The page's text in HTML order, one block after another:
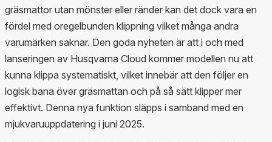
gräsmattor utan mönster eller ränder kan det dock vara en
fördel med oregelbunden klippning vilket många andra
varumärken saknar. Den goda nyheten är att i och med
lanseringen av Husqvarna Cloud kommer modellen nu att
kunna klippa systematiskt, vilket innebär att den följer en
logisk bana över gräsmattan och på så sätt klipper mer
effektivt. Denna nya funktion släpps i samband med en
mjukvaruuppdatering i juni 2025.